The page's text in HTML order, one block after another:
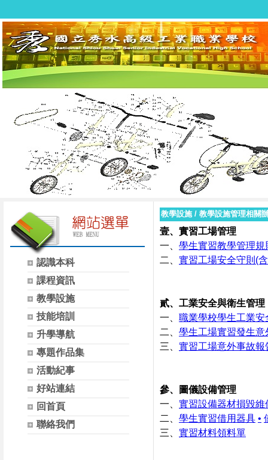
認識本科
課程資訊
教學設施
技能培訓
升學導航
專題作品集
活動紀事
好站連結
回首頁
聯絡我們
教學設施/ 教學設施管理相關
壹、實習工場管理
一、 學生實習教學管理規
二、 實習工場安全守則(
貳、工業安全與衛生管理
一、 職業學校學生工業
二、 學生工場實習發生
三、 實習工場意外事故報
參、圖儀設備管理
一、 實習設備器材損毀維
二、 學生實習借用器具 •
三、 實習材料領料單